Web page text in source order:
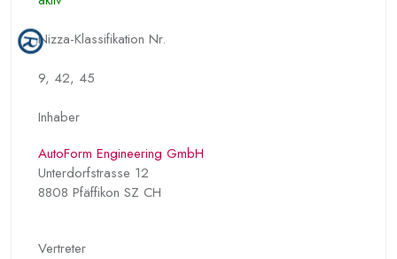
Nizza-Klassifikation Nr.
9, 42, 45
Inhaber
AutoForm Engineering GmbH
Unterdorfstrasse 12
8808 Pfäffikon SZ CH
Vertreter